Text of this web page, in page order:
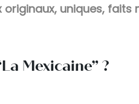
uniques, faits
Mexicaine” ?